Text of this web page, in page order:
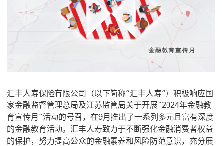
汇丰人寿保险有限公司（以下简称“汇丰人寿”）积极响应国
家金融监督管理总局及江苏监管局关于开展“2024年金融教
育宣传月”活动的号召，在9月推出了一系列多元且富有深度
的金融教育活动。汇丰人寿致力于不断强化金融消费者权益
的保护，努力提高公众的金融素养和风险防范意识，充分展